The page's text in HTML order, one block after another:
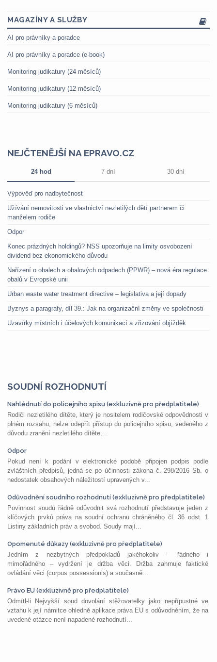
MAGAZÍNY A SLUŽBY
AI pro právníky a poradce
AI pro právníky a poradce (e-book)
Monitoring judikatury (24 měsíců)
Monitoring judikatury (12 měsíců)
Monitoring judikatury (6 měsíců)
NEJČTENĚJŠÍ NA EPRAVO.CZ
24 hod 7 dní 30 dní
Výpověď pro nadbytečnost
Užívání nemovitosti ve vlastnictví nezletilých dětí partnerem či
manželem rodiče
Odpor
Konec prázdných holdingů? NSS upozorňuje na limity osvobození
dividend bez ekonomického důvodu
Nařízení o obalech a obalových odpadech (PPWR) – nová éra regulace
obalů v Evropské unii
Urban waste water treatment directive – legislativa a její dopady
Byznys a paragrafy, díl 39.: Jak na organizační změny ve společnosti
Uzavírky místních i účelových komunikací a zřizování objížděk
SOUDNÍ ROZHODNUTÍ
Nahlédnutí do policejního spisu (exkluzivně pro předplatitele)
Rodiči nezletilého dítěte, který je nositelem rodičovské odpovědnosti v
plném rozsahu, nelze odepřít přístup do policejního spisu, vedeného z
důvodu zranění nezletilého dítěte,...
Odpor
Pokud není k podání v elektronické podobě připojen podpis podle
zvláštních předpisů, jedná se po účinnosti zákona č. 298/2016 Sb. o
nedostatek obsahových náležitostí upravených v...
Odůvodnění soudního rozhodnutí (exkluzivně pro předplatitele)
Povinnost soudů řádně odůvodnit svá rozhodnutí představuje jeden z
klíčových prvků práva na soudní ochranu chráněného čl. 36 odst. 1
Listiny základních práv a svobod. Soudy mají...
Opomenuté důkazy (exkluzivně pro předplatitele)
Jedním z nezbytných předpokladů jakéhokoliv – řádného i
mimořádného – vydržení je držba věci. Držba zahrnuje faktické
ovládání věci (corpus possessionis) a současně...
Právo EU (exkluzivně pro předplatitele)
Odmítl-li Nejvyšší soud dovolání stěžovatelky jako nepřípustné ve
vztahu k její námitce ohledně aplikace práva EU s odůvodněním, že na
uvedené otázce není napadené rozhodnutí...